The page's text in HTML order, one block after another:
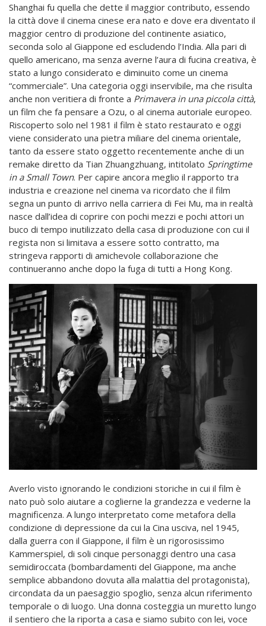
Shanghai fu quella che dette il maggior contributo, essendo
la città dove il cinema cinese era nato e dove era diventato il
maggior centro di produzione del continente asiatico,
seconda solo al Giappone ed escludendo l’India. Alla pari di
quello americano, ma senza averne l’aura di fucina creativa, è
stato a lungo considerato e diminuito come un cinema
“commerciale”. Una categoria oggi inservibile, ma che risulta
anche non veritiera di fronte a Primavera in una piccola città,
un film che fa pensare a Ozu, o al cinema autoriale europeo.
Riscoperto solo nel 1981 il film è stato restaurato e oggi
viene considerato una pietra miliare del cinema orientale,
tanto da essere stato oggetto recentemente anche di un
remake diretto da Tian Zhuangzhuang, intitolato Springtime
in a Small Town. Per capire ancora meglio il rapporto tra
industria e creazione nel cinema va ricordato che il film
segna un punto di arrivo nella carriera di Fei Mu, ma in realtà
nasce dall’idea di coprire con pochi mezzi e pochi attori un
buco di tempo inutilizzato della casa di produzione con cui il
regista non si limitava a essere sotto contratto, ma
stringeva rapporti di amichevole collaborazione che
continueranno anche dopo la fuga di tutti a Hong Kong.
Averlo visto ignorando le condizioni storiche in cui il film è
nato può solo aiutare a coglierne la grandezza e vederne la
magnificenza. A lungo interpretato come metafora della
condizione di depressione da cui la Cina usciva, nel 1945,
dalla guerra con il Giappone, il film è un rigorosissimo
Kammerspiel, di soli cinque personaggi dentro una casa
semidiroccata (bombardamenti del Giappone, ma anche
semplice abbandono dovuta alla malattia del protagonista),
circondata da un paesaggio spoglio, senza alcun riferimento
temporale o di luogo. Una donna costeggia un muretto lungo
il sentiero che la riporta a casa e siamo subito con lei, voce